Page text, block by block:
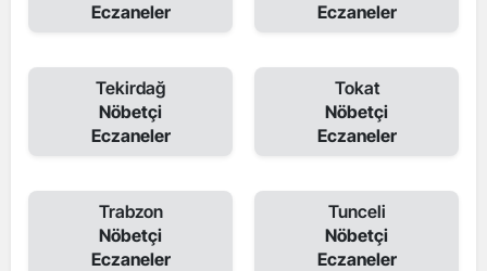
Eczaneler
Eczaneler
Tekirdağ
Nöbetçi
Eczaneler
Tokat
Nöbetçi
Eczaneler
Trabzon
Nöbetçi
Eczaneler
Tunceli
Nöbetçi
Eczaneler